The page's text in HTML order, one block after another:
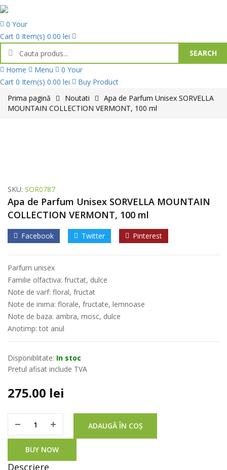
0 Your
Cart 0 Item(s) 0.00 lei
Products
search
SEARCH
Home
Menu 0 Your
Cart 0 Item(s) 0.00 lei
Buy Product
Prima pagină
Noutati
Apa de Parfum Unisex SORVELLA
MOUNTAIN COLLECTION VERMONT, 100 ml
SKU: SOR0787
Apa de Parfum Unisex SORVELLA MOUNTAIN
COLLECTION VERMONT, 100 ml
Facebook Twitter Pinterest
Parfum unisex
Familie olfactiva: fructat, dulce
Note de varf: floral, fructat
Note de inima: florale, fructate, lemnoase
Note de baza: ambra, mosc, dulce
Anotimp: tot anul
Disponiblitate: In stoc
Pretul afisat include TVA
275.00 lei
ADAUGĂ ÎN COȘ
BUY NOW
Descriere